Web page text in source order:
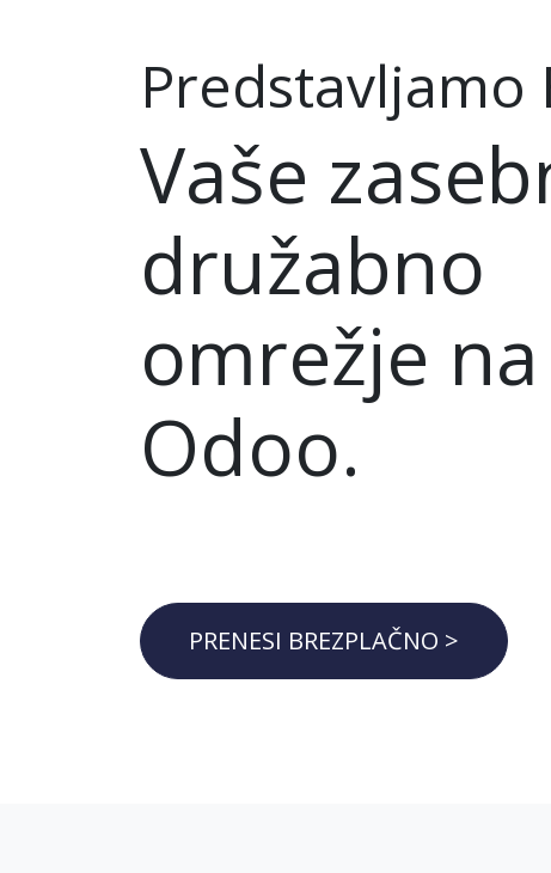
Predstavljamo
Vaše
družabno
omrežje na
Odoo.
PRENESI BREZPLAČNO >